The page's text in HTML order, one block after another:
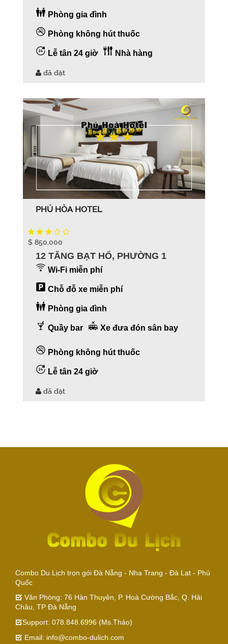
Phòng gia đình
Phòng không hút thuốc
Lễ tân 24 giờ Nhà hàng
đã đặt
PHÚ HÒA HOTEL
$ 850,000
12 TĂNG BẠT HỔ, PHƯỜNG 1
Wi-Fi miễn phí
Chỗ đỗ xe miễn phí
Phòng gia đình
Xe đưa đón sân bay
Quầy bar
Phòng không hút thuốc
Lễ tân 24 giờ
đã đặt
Combo Du Lịch trọn gói Đà Nẵng - Nha Trang - Đà Lạt - Phú
Quốc
Văn Phòng: 76 Hàn Thuyên, P. Hoà Cường Bắc, Q. Hải
Châu, TP Đà Nẵng
Support: 078.848.6996 (Ms.Thảo)
Email: info@combo-dulich.com